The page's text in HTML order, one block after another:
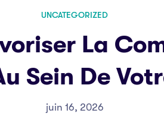
UNCATEGORIZED
La
Sein De
juin 16, 2026